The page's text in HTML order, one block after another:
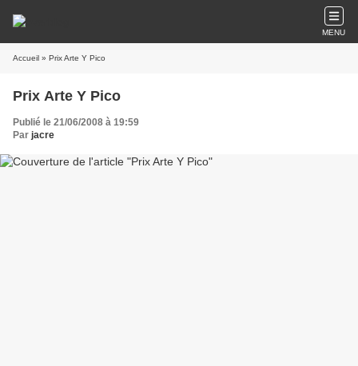
MENU
Accueil » Prix Arte Y Pico
Prix Arte Y Pico
Publié le 21/06/2008 à 19:59
Par jacre